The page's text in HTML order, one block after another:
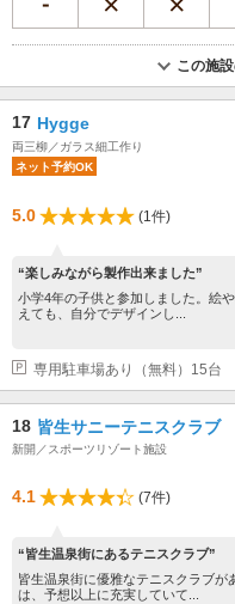
この施
17 Hygge
両三柳／ガラス細工作り
ネット予約OK
5.0 (1件)
“楽しみながら製作出来ました”
小学4年の子供と参加しました。絵
えても、自分でデザインし...
専用駐車場あり（無料）15台
18 皆生サニーテニスクラブ
新開／スポーツリゾート施設
4.1 (7件)
“皆生温泉街にあるテニスクラブ”
皆生温泉街に優雅なテニスクラブ
は、予想以上に充実していて...